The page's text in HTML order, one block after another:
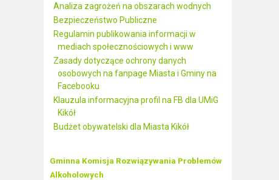
Analiza zagrożeń na obszarach wodnych
Bezpieczeństwo Publiczne
Regulamin publikowania informacji w
mediach społecznościowych i www
Zasady dotyczące ochrony danych
osobowych na fanpage Miasta i Gminy na
Facebooku
Klauzula informacyjna profil na FB dla UMiG
Kikół
Budżet obywatelski dla Miasta Kikół
Gminna Komisja Rozwiązywania Problemów
Alkoholowych